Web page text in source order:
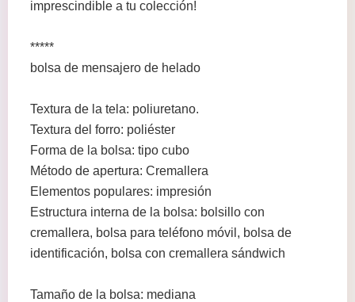
imprescindible a tu colección!
*****
bolsa de mensajero de helado
Textura de la tela: poliuretano.
Textura del forro: poliéster
Forma de la bolsa: tipo cubo
Método de apertura: Cremallera
Elementos populares: impresión
Estructura interna de la bolsa: bolsillo con
cremallera, bolsa para teléfono móvil, bolsa de
identificación, bolsa con cremallera sándwich
Tamaño de la bolsa: mediana